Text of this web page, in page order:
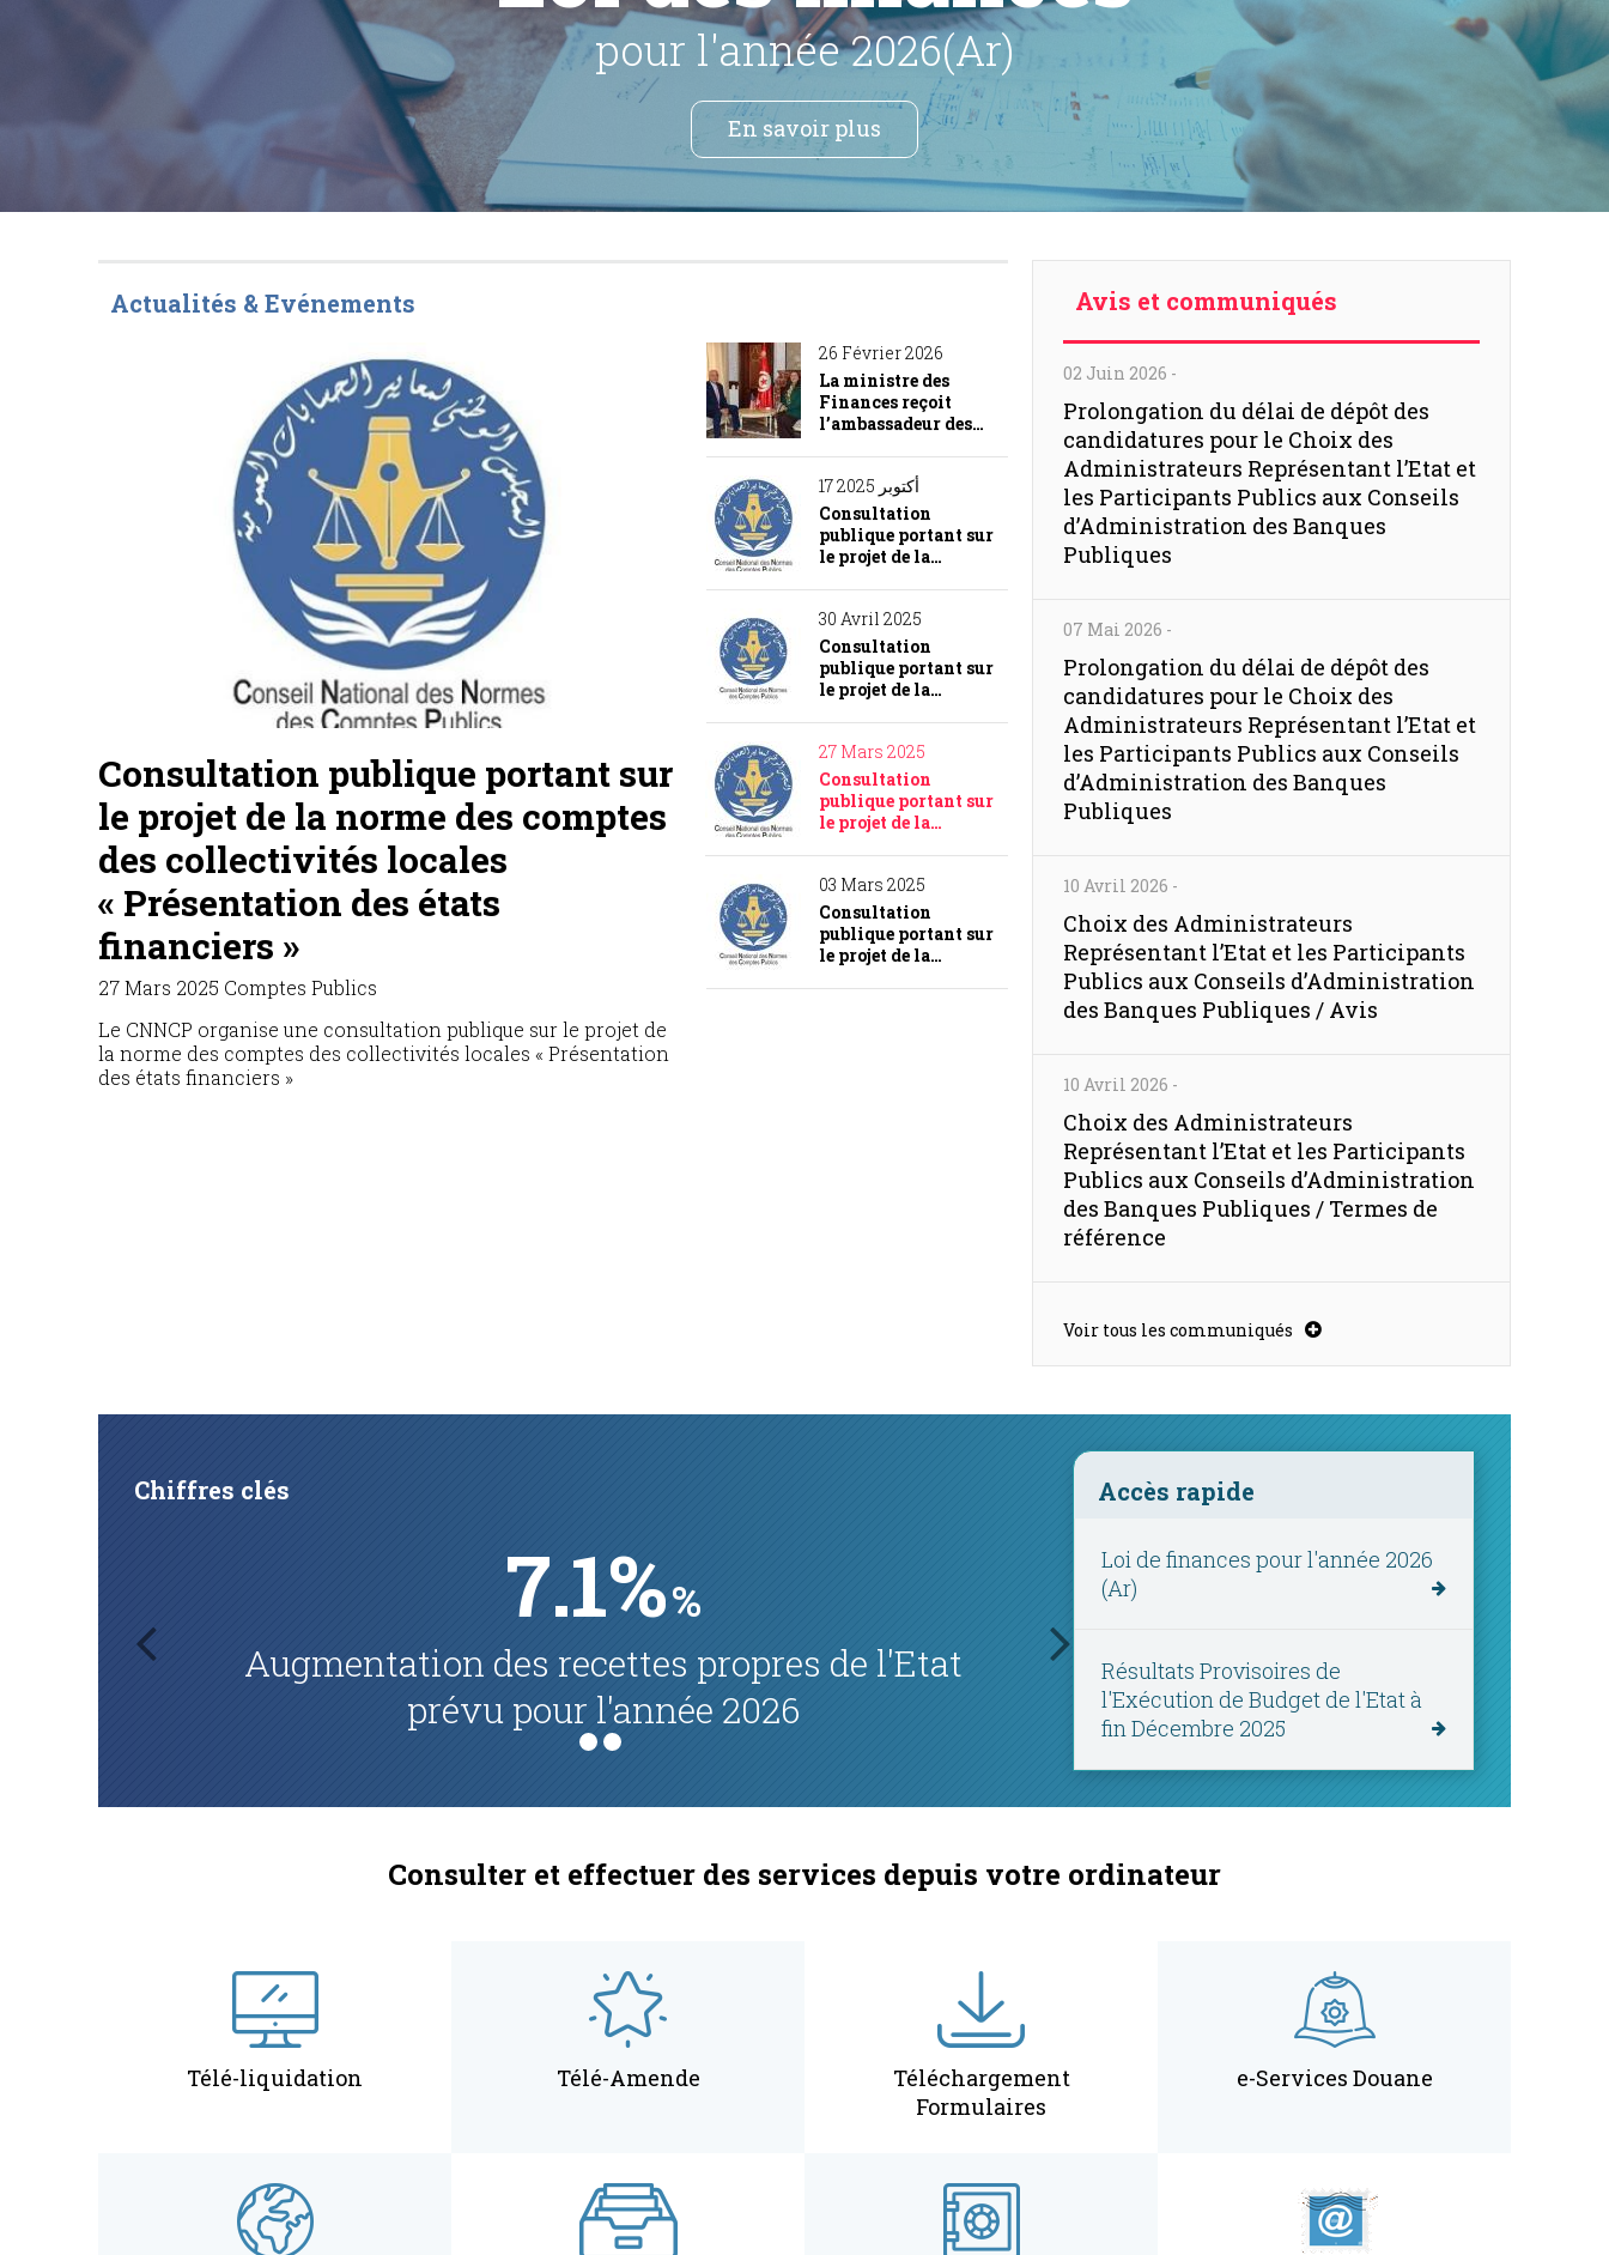
à fin Décembre 2025
En savoir plus
Actualités & Evénements
26 Février 2026
La ministre des
Finances reçoit
l’ambassadeur des…
17 أكتوبر 2025
Consultation
publique portant sur
le projet de la…
30 Avril 2025
Consultation
publique portant sur
le projet de la…
27 Mars 2025
Consultation
publique portant sur
le projet de la…
03 Mars 2025
Consultation
publique portant sur
le projet de la…
Consultation publique portant sur
le projet de la norme des comptes
de l’Etat « L’état des flux de
trésorerie »
03 Mars 2025Comptes Publics
Le CNNCP organise une consultation publique sur le projet de
Avis et communiqués
02 Juin 2026 -
Prolongation du délai de dépôt des
candidatures pour le Choix des
Administrateurs Représentant l’Etat et
les Participants Publics aux Conseils
d’Administration des Banques
Publiques
07 Mai 2026 -
Prolongation du délai de dépôt des
candidatures pour le Choix des
Administrateurs Représentant l’Etat et
les Participants Publics aux Conseils
d’Administration des Banques
Publiques
10 Avril 2026 -
Choix des Administrateurs
Représentant l’Etat et les Participants
Publics aux Conseils d’Administration
des Banques Publiques / Avis
10 Avril 2026 -
Choix des Administrateurs
Représentant l’Etat et les Participants
Publics aux Conseils d’Administration
des Banques Publiques / Termes de
référence
Voir tous les communiqués
Chiffres clés
79624M.D
Budget de l'Etat prévu en 2026
7.1%
Augmentation des recettes
prévu pour l'année
Accès rapide
Loi de finances pour l'année 2026
(Ar)
Résultats Provisoires de
l'Exécution de Budget de l'Etat à
fin Décembre 2025
Consulter et effectuer des services depuis votre ordinateur
Télé-liquidation Télé-Amende
Téléchargement
Formulaires
e-Services Douane